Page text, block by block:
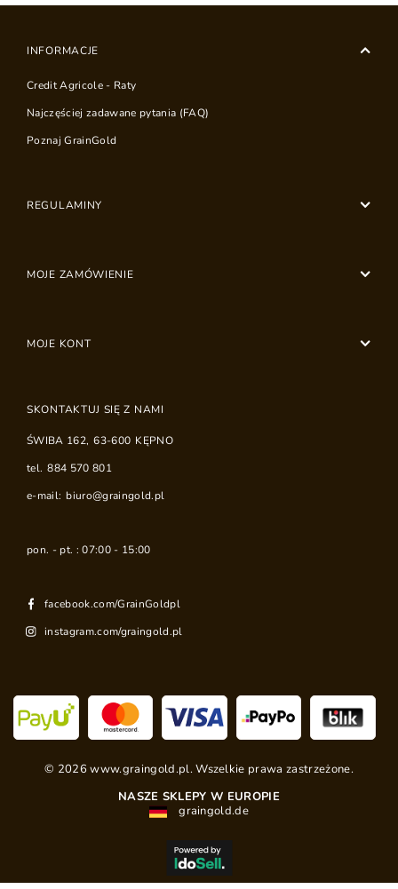
INFORMACJE
Credit Agricole - Raty
Najczęściej zadawane pytania (FAQ)
Poznaj GrainGold
REGULAMINY
MOJE ZAMÓWIENIE
MOJE KONT
SKONTAKTUJ SIĘ Z NAMI
ŚWIBA 162, 63-600 KĘPNO
tel. 884 570 801
e-mail: biuro@graingold.pl
pon. - pt. : 07:00 - 15:00
facebook.com/GrainGoldpl
instagram.com/graingold.pl
© 2026 www.graingold.pl. Wszelkie prawa zastrzeżone.
NASZE SKLEPY W EUROPIE
graingold.de